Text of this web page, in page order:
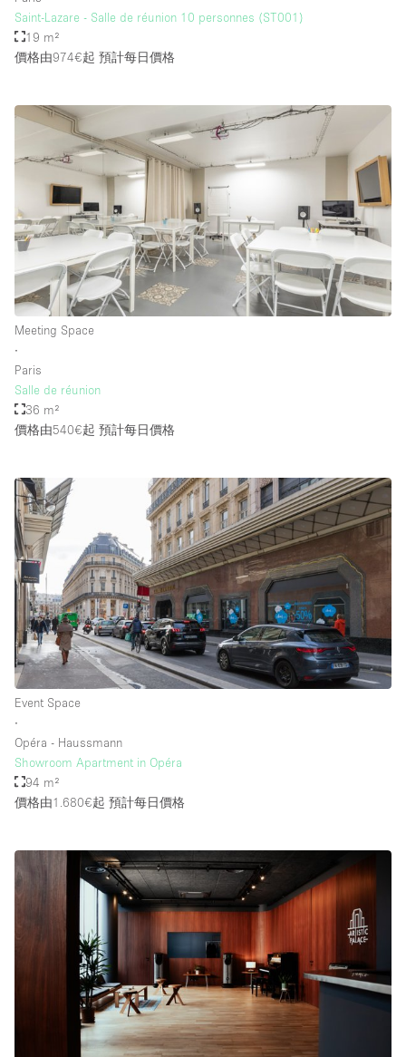
Saint-Lazare - Salle de réunion 10 personnes (ST001)
19 m²
價格由974€起 預計每日價格
Meeting Space
∙
Paris
Salle de réunion
36 m²
價格由540€起 預計每日價格
Event Space
∙
Opéra - Haussmann
Showroom Apartment in Opéra
94 m²
價格由1.680€起 預計每日價格